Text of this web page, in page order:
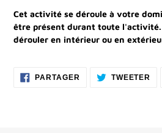
(GMT+01:00) Paris
Cet activité se déroule à votre
être présent durant toute
dérouler en intérieur ou en
PARTAGER PARTAGER
SUR
TWEETER